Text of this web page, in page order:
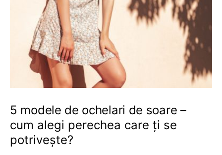
5 modele de ochelari de soare –
cum alegi perechea care ți se
potrivește?